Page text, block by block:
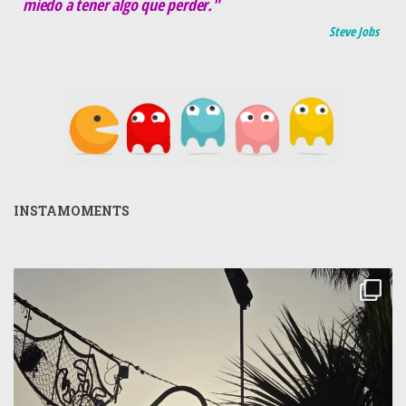
miedo a tener algo que perder."
Steve Jobs
INSTAMOMENTS